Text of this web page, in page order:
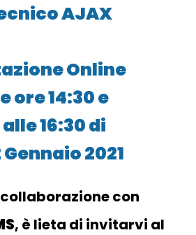
AJAX
Online
ore 14:30 e
alle 16:30 di
2021
con
, è lieta di invitarvi al